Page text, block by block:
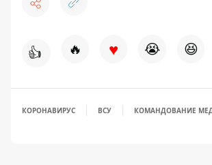
👍 🔥 ♥ 😭 😆
КОРОНАВИРУС ВСУ КОМАНДОВАНИЕ